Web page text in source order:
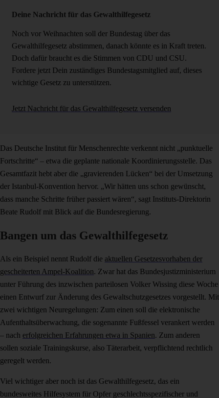
Deine Nachricht für das Gewalthilfegesetz
Noch vor Weihnachten soll der Bundestag über das
Gewalthilfegesetz abstimmen, danach könnte es in Kraft treten.
Doch dafür braucht es die Stimmen von CDU und CSU.
Fordere jetzt Dein zuständiges Bundestagsmitglied auf, dieses
wichtige Gesetz zu unterstützen.
Jetzt Nachricht für das Gewalthilfegesetz versenden
Das Deutsche Institut für Menschenrechte verkennt nicht „punktuelle
Fortschritte“ – etwa die geplante nationale Koordinierungsstelle. Das
Gesamtfazit hebt aber die „gravierenden Lücken“ bei der Umsetzung
der Istanbul-Konvention hervor. „Wir hätten uns schon gewünscht,
dass manche Schritte früher passiert wären“, sagt Instituts-Direktorin
Beate Rudolf mit Blick auf die Bundesregierung.
Bangen um das Gewalthilfegesetz
Als ein Beispiel nennt Rudolf die aktuellen Gesetzesvorhaben der
gescheiterten Ampel-Koalition. Zwar hat das Bundesjustizministerium
unter Führung des inzwischen parteilosen Volker Wissing diese Woche
einen Entwurf zur Änderung des Gewaltschutzgesetzes vorgestellt. Mit
zwei wichtigen Neuregelungen: Zum einen soll die elektronische
Aufenthaltsüberwachung, die sogenannte Fußfessel verankert werden
– nach erfolgreichen Erfahrungen etwa in Spanien. Zum anderen
sollen soziale Trainingskurse, also Täterarbeit, verpflichtend rechtlich
geregelt werden.
Viel wichtiger aber noch ist das Gewalthilfegesetz, das ein
bundesweites Hilfesystem für Opfer geschlechtsspezifischer und